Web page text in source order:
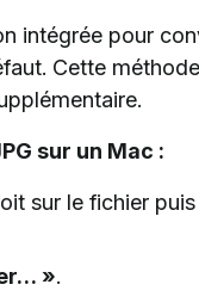
intégrée pour
Cette
sur un Mac :
sur le fichier
».